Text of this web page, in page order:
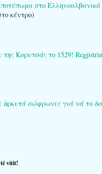
στο
κέντρο)
Κορυτσάς το 1529!
σώφρωνες γιά νά το
vitit!